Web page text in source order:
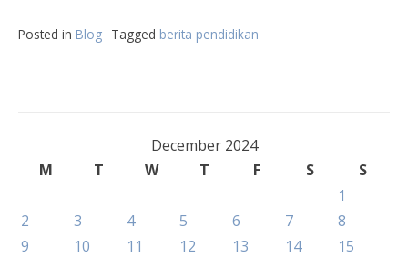
Posted in Blog Tagged berita pendidikan
December 2024
M
T W T F S
S
1
2
3 4 5 6 7
8
9
10 11 12 13 14
15